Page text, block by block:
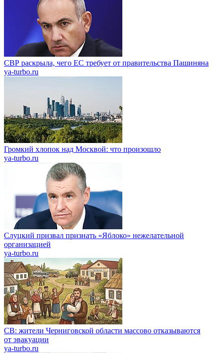
СВР раскрыла, чего ЕС требует от правительства Пашиняна
ya-turbo.ru
Громкий хлопок над Москвой: что произошло
ya-turbo.ru
Слуцкий призвал признать «Яблоко» нежелательной
организацией
ya-turbo.ru
СВ: жители Черниговской области массово отказываются
от эвакуации
ya-turbo.ru